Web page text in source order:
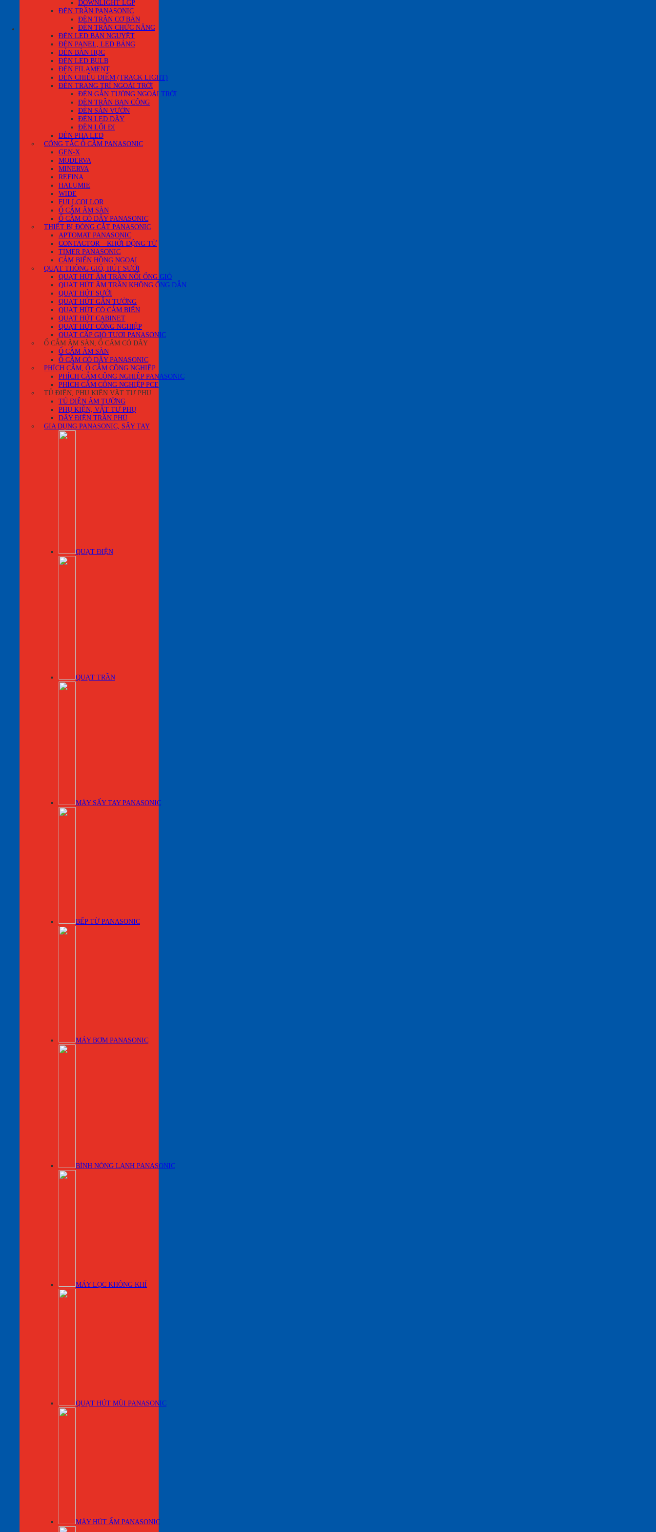
Quay trở lại cửa hàng
DOWNLIGHT LGP
ĐÈN TRẦN PANASONIC
ĐÈN TRẦN CƠ BẢN
ĐÈN TRẦN CHỨC NĂNG
ĐÈN LED BÁN NGUYỆT
ĐÈN PANEL, LED BẢNG
ĐÈN BÀN HỌC
ĐÈN LED BULB
ĐÈN FILAMENT
ĐÈN CHIẾU ĐIỂM (TRACK LIGHT)
ĐÈN TRANG TRÍ NGOÀI TRỜI
ĐÈN GẮN TƯỜNG NGOÀI TRỜI
ĐÈN TRẦN BAN CÔNG
ĐÈN SÂN VƯỜN
ĐÈN LED DÂY
ĐÈN LỐI ĐI
ĐÈN PHA LED
CÔNG TẮC Ổ CẮM PANASONIC
GEN-X
MODERVA
MINERVA
REFINA
HALUMIE
WIDE
FULLCOLLOR
Ổ CẮM ÂM SÀN
Ổ CẮM CÓ DÂY PANASONIC
THIẾT BỊ ĐÓNG CẮT PANASONIC
APTOMAT PANASONIC
CONTACTOR – KHỞI ĐỘNG TỪ
TIMER PANASONIC
CẢM BIẾN HỒNG NGOẠI
QUẠT THÔNG GIÓ, HÚT SƯỞI
QUẠT HÚT ÂM TRẦN NỐI ỐNG GIÓ
QUẠT HÚT ÂM TRẦN KHÔNG ỐNG DẪN
QUẠT HÚT SƯỞI
QUẠT HÚT GẮN TƯỜNG
QUẠT HÚT CÓ CẢM BIẾN
QUẠT HÚT CABINET
QUẠT HÚT CÔNG NGHIỆP
QUẠT CẤP GIÓ TƯƠI PANASONIC
Ổ CẮM ÂM SÀN, Ổ CĂM CÓ DÂY
Ổ CẮM ÂM SÀN
Ổ CẮM CÓ DÂY PANASONIC
PHÍCH CẮM, Ổ CẮM CÔNG NGHIỆP
PHÍCH CẮM CÔNG NGHIỆP PANASONIC
PHÍCH CẮM CÔNG NGHIỆP PCE
TỦ ĐIỆN, PHỤ KIỆN VẬT TƯ PHỤ
TỦ ĐIỆN ÂM TƯỜNG
PHỤ KIỆN, VẬT TƯ PHỤ
DÂY ĐIỆN TRẦN PHÚ
GIA DỤNG PANASONIC, SẤY TAY
QUẠT ĐIỆN
QUẠT TRẦN
MÁY SẤY TAY PANASONIC
BẾP TỪ PANASONIC
MÁY BƠM PANASONIC
BÌNH NÓNG LẠNH PANASONIC
MÁY LỌC KHÔNG KHÍ
QUẠT HÚT MÙI PANASONIC
MÁY HÚT ẨM PANASONIC